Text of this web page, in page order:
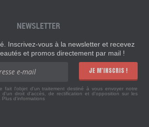
NEWSLETTER
Inscrivez-vous à la newsletter et recevez
et promos directement par mail !
JE M'INSCRIS !
fait l'objet d'un traitement destiné à vous envoyer notre
d'un droit d'accès, de rectification et d'opposition sur les
Plus d'informations